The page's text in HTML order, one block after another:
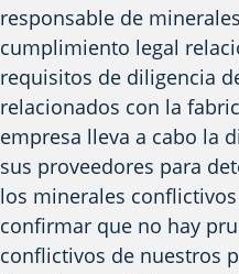
responsable de
cumplimiento legal
requisitos de diligencia
relacionados con la
empresa lleva a cabo la
sus proveedores para
los minerales
confirmar que no hay
conflictivos de nuestros